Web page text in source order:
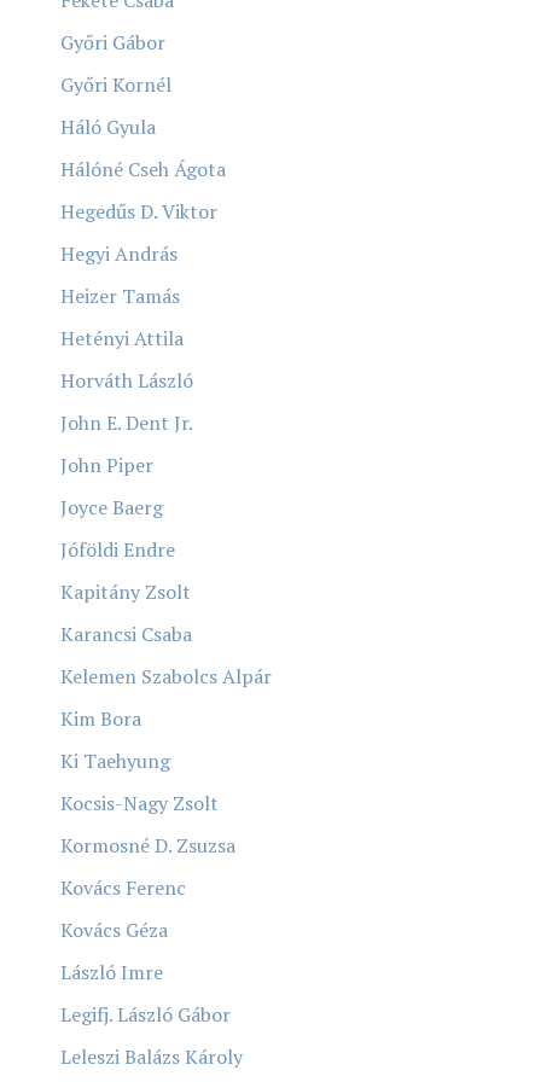
Győri Gábor
Győri Kornél
Háló Gyula
Hálóné Cseh Ágota
Hegedűs D. Viktor
Hegyi András
Heizer Tamás
Hetényi Attila
Horváth László
John E. Dent Jr.
John Piper
Joyce Baerg
Jóföldi Endre
Kapitány Zsolt
Karancsi Csaba
Kelemen Szabolcs Alpár
Kim Bora
Ki Taehyung
Kocsis-Nagy Zsolt
Kormosné D. Zsuzsa
Kovács Ferenc
Kovács Géza
László Imre
Legifj. László Gábor
Leleszi Balázs Károly